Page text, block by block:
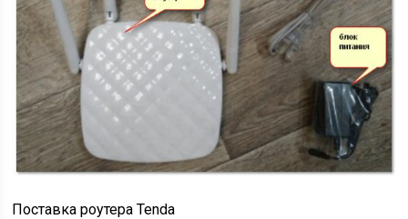
Поставка роутера Tenda